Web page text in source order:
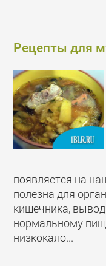
Рецепты для
появляется на
полезна для
кишечника,
нормальному
низкокало...